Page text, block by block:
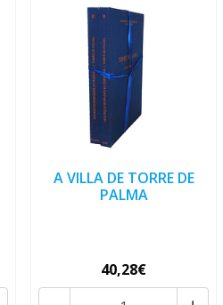
A VILLA DE TORRE DE
PALMA
40,28€